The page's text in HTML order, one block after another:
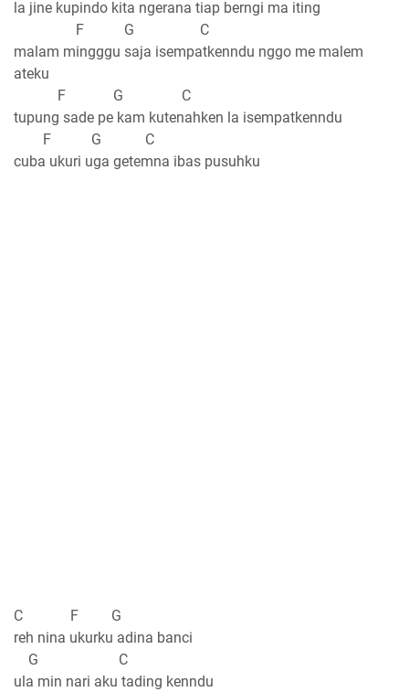
la jine kupindo kita ngerana tiap berngi ma iting
F G C
malam mingggu saja isempatkenndu nggo me malem
ateku
F G C
tupung sade pe kam kutenahken la isempatkenndu
F G C
cuba ukuri uga getemna ibas pusuhku
C F G
reh nina ukurku adina banci
G C
ula min nari aku tading kenndu